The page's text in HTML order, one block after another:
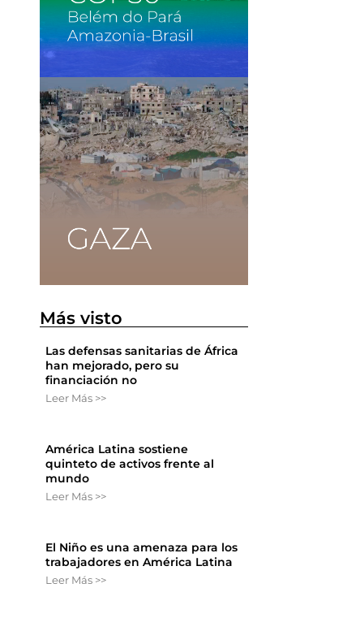
Más visto
Las defensas sanitarias de África
han mejorado, pero su
financiación no
Leer Más >>
América Latina sostiene
quinteto de activos frente al
mundo
Leer Más >>
El Niño es una amenaza para los
trabajadores en América Latina
Leer Más >>